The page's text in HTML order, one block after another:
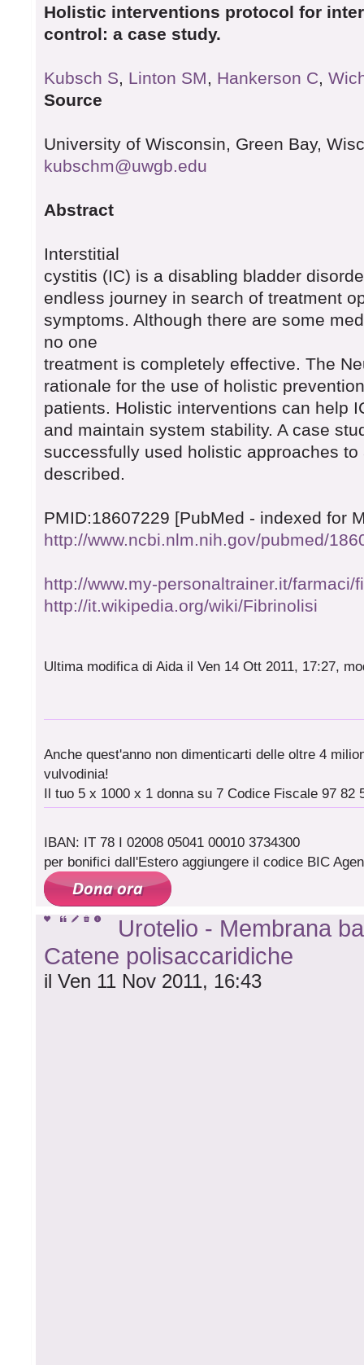
Holistic interventions protocol for
control: a case study.
Kubsch S, Linton SM, Hankerson C,
Source
University of Wisconsin, Green Bay,
kubschm@uwgb.edu
Abstract
Interstitial
cystitis (IC) is a disabling bladder
endless journey in search of treatment
symptoms. Although there are some
no one
treatment is completely effective. The
rationale for the use of holistic
patients. Holistic interventions can help
and maintain system stability. A case
successfully used holistic approaches
described.
PMID:18607229 [PubMed - indexed for
http://www.ncbi.nlm.nih.gov/pubmed/
http://www.my-personaltrainer.it/farmaci/
http://it.wikipedia.org/wiki/Fibrinolisi
Ultima modifica di Aida il Ven 14 Ott 2011, 17:27,
Anche quest'anno non dimenticarti delle oltre 4
vulvodinia!
Il tuo 5 x 1000 x 1 donna su 7 Codice Fiscale 97 82
IBAN: IT 78 I 02008 05041 00010 3734300
per bonifici dall'Estero aggiungere il codice BIC
Urotelio - Membrana
Catene polisaccaridiche
il Ven 11 Nov 2011, 16:43